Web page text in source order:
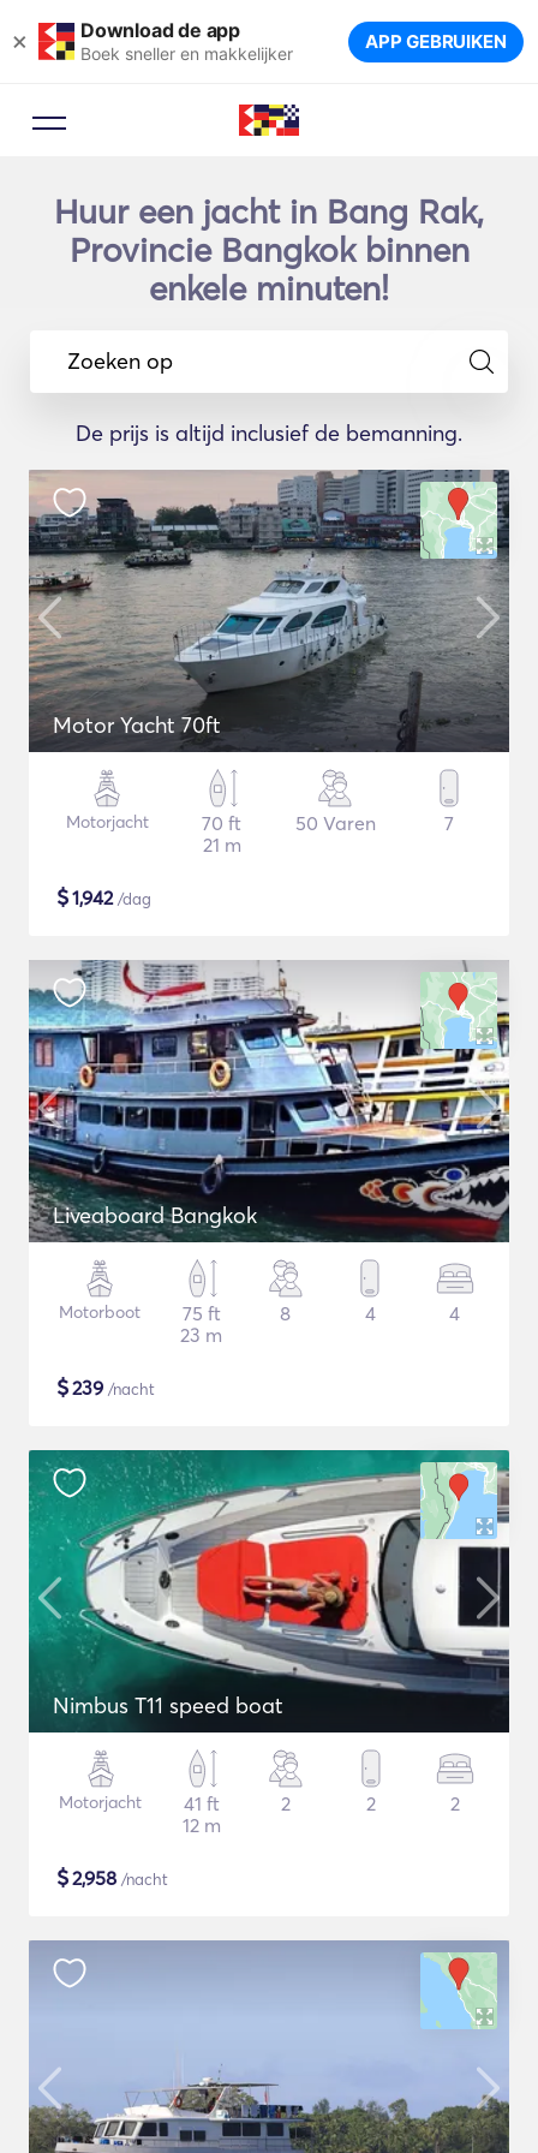
× Download de app
Boek sneller en makkelijker APP GEBRUIKEN
Huur een jacht in Bang Rak,
Provincie Bangkok binnen
enkele minuten!
Zoeken op
De prijs is altijd inclusief de bemanning.
Motor Yacht 70ft
Motorjacht
70 ft
21 m
50 Varen 7
$1,942/dag
Liveaboard Bangkok
Motorboot
75 ft
23 m
8 4 4
$239 /nacht
Nimbus T11 speed boat
Motorjacht
41 ft
12 m
2 2 2
$2,958 /nacht